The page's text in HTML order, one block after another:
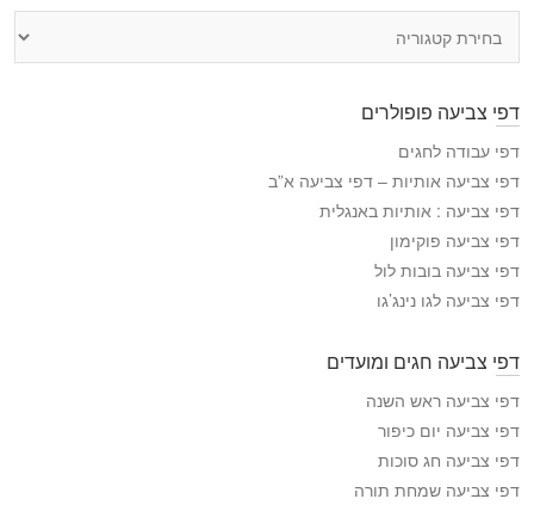
י
ה
צ
י
ע
ה
דפי צביעה פופולרים
דפי עבודה לחגים
דפי צביעה אותיות – דפי צביעה א”ב
דפי צביעה : אותיות באנגלית
דפי צביעה פוקימון
דפי צביעה בובות לול
דפי צביעה לגו נינג’גו
דפי צביעה חגים ומועדים
דפי צביעה ראש השנה
דפי צביעה יום כיפור
דפי צביעה חג סוכות
דפי צביעה שמחת תורה